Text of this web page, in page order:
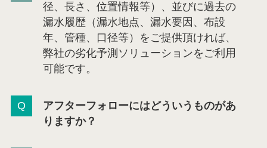
径、長さ、位置情報等）、並びに過去の
漏水履歴（漏水地点、漏水要因、布設
年、管種、口径等）をご提供頂ければ、
弊社の劣化予測ソリューションをご利用
可能です。
アフターフォローにはどういうものがあ
りますか？